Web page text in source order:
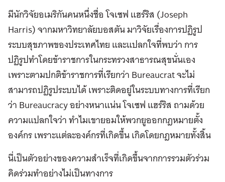
มีนักวิจัยอเมริกันคนหนึ่งชื่อ โจเซฟ แฮร์ริส (Joseph
Harris) จากมหาวิทยาลัยบอสตัน มาวิจัยเรื่องการปฏิรูป
ระบบสุขภาพของประเทศไทย และแปลกใจที่พบว่า การ
ปฏิรูปทำโดยข้าราชการในกระทรวงสาธารณสุขนั่นเอง
เพราะตามปกติข้าราชการที่เรียกว่า Bureaucrat จะไม่
สามารถปฏิรูประบบได้ เพราะติดอยู่ในระบบทางการที่เรียก
ว่า Bureaucracy อย่างหนาแน่น โจเซฟ แฮร์ริส ถามด้วย
ความแปลกใจว่า ทำไมเขายอมให้พวกยูออกกฎหมายตั้ง
องค์กร เพราะแต่ละองค์กรที่เกิดขึ้น เกิดโดยกฎหมายทั้งสิ้น
นี่เป็นตัวอย่างของความสำเร็จที่เกิดขึ้นจากการรวมตัวร่วม
คิดร่วมทำอย่างไม่เป็นทางการ